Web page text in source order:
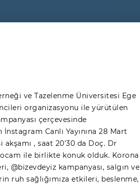
ve Tazelenme Üniversitesi Ege
organizasyonu ile yürütülen
çerçevesinde
Canlı Yayınına 28 Mart
akşamı , saat 20'30 da Doç. Dr
ile birlikte konuk olduk. Korona
@bizevdeyiz kampanyası, salgın ve
ruh sağlığımıza etkileri, beslenme,